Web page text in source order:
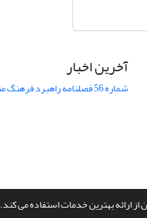
از ارائه بهترین خدمات استفاده می کند.
آخرین اخبار
شماره 56 فصلنامه راهبرد فرهنگ منتشر شد
پیاده سازی ازسیناوب